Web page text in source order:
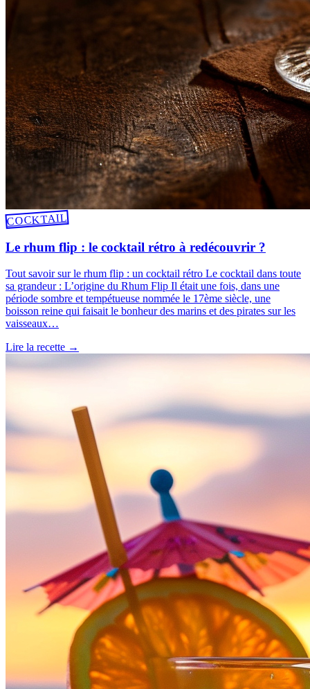
COCKTAIL
Le rhum flip : le cocktail rétro à redécouvrir ?
Tout savoir sur le rhum flip : un cocktail rétro Le cocktail dans toute
sa grandeur : L’origine du Rhum Flip Il était une fois, dans une
période sombre et tempétueuse nommée le 17ème siècle, une
boisson reine qui faisait le bonheur des marins et des pirates sur les
vaisseaux…
Lire la recette →